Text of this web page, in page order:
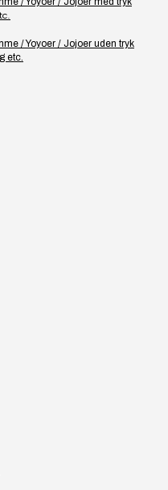
/ Yoyoer / Jojoer uden tryk
etc.